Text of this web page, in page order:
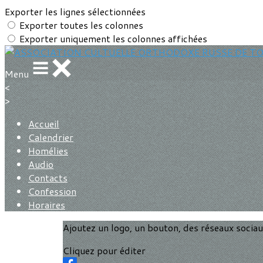
Exporter les lignes sélectionnées
Exporter toutes les colonnes
Exporter uniquement les colonnes affichées
Menu
<
>
Accueil
Calendrier
Homélies
Audio
Contacts
Confession
Horaires
Ajoutez un logo, un bouton, des réseaux
Cliquez pour éditer